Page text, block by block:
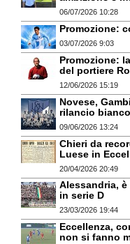
06/07/2026 10:28
Promozione:
03/07/2026 9:03
Promozione:
del portiere
12/06/2026 15:19
Novese,
rilancio
09/06/2026 13:24
Chieri da
Luese in
20/04/2026 20:49
Alessandria,
in serie D
23/03/2026 19:44
Eccellenza,
non si fanno